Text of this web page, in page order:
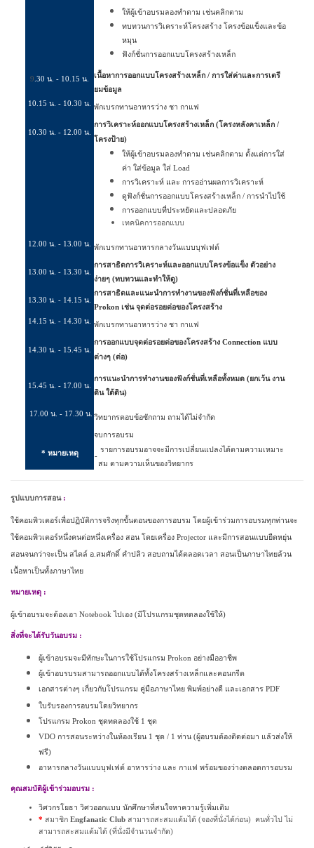
ให้ผู้เข้าอบรมลองทำตาม เช่นคลิกตาม
ทบทวนการวิเคราะห์โครงสร้าง โครงข้อแข็งและข้อ
หมุน
ฟังก์ชั่นการออกแบบโครงสร้างเหล็ก
9.30 น. - 10.15 น.
เนื้อหาการออกแบบโครงสร้างเหล็ก / การใส่ค่าและการเตรี
ยมข้อมูล
10.15 น. - 10.30 น. พักเบรกทานอาหารว่าง ชา กาแฟ
10.30 น. - 12.00 น.
การวิเคราะห์ออกแบบโครงสร้างเหล็ก ( โครงหลังคาเหล็ก /
โครงป้าย)
ให้ผู้เข้าอบรมลองทำตาม เช่นคลิกตาม ตั้งแต่การใส่
ค่า ใส่ข้อมูล ใส่ Load
การวิเคราะห์ และ การออ่านผลการวิเคราะห์
ดูฟังก์ชั่นการออกแบบโครงสร้างเหล็ก / การนำไปใช้
การออกแบบที่ประหยัดและปลอดภัย
เทคนิคการออกแบบ
12.00 น. - 13.00 น. พักเบรกทานอาหารกลางวันแบบบุฟเฟต์
13.00 น. - 13.30 น.
การสาธิตการวิเคราะห์และออกแบบโครงข้อแข็ง ตัวอย่าง
ง่ายๆ (ทบทวนและทำให้ดู)
13.30 น. - 14.15 น.
การสาธิตและแนะนำการทำงานของฟังก์ชั่นที่เหลือของ
Prokon เช่น จุดต่อรอยต่อของโครงสร้าง
14.15 น. - 14.30 น. พักเบรกทานอาหารว่าง ชา กาแฟ
14.30 น. - 15.45 น.
การออกแบบจุดต่อรอยต่อของโครงสร้าง Connection แบบ
ต่างๆ (ต่อ)
15.45 น. - 17.00 น.
การแนะนำการทำงานของฟังก์ชั่นที่เหลือทั้งหมด (ยกเว้น งาน
ดิน ใต้ดิน)
17.00 น. - 17.30 น. วิทยากรตอบข้อซักถาม ถามได้ไม่จำกัด
จบการอบรม
* หมายเหตุ -
รายการอบรมอาจจะมีการเปลี่ยนแปลงได้ตามความเหมาะ
สม ตามความเห็นของวิทยากร
รูปแบบการสอน :
ใช้คอมพิวเตอร์เพื่อปฏิบัติการจริงทุกขั้นตอนของการอบรม โดยผู้เข้าร่วมการอบรมทุกท่านจะ
ใช้คอมพิวเตอร์หนึ่งคนต่อหนึ่งเครื่อง สอน โดยเครื่อง Projector และมีการสอนแบบยืดหยุ่น
สอนจนกว่าจะเป็น สไตล์ อ.สมศักดิ์ คำปลิว สอบถามได้ตลอดเวลา สอนเป็นภาษาไทยล้วน
เนื้อหาเป็นทั้งภาษาไทย
หมายเหตุ :
ผู้เข้าอบรมจะต้องเอา Notebook ไปเอง (มีโปรแกรมชุดทดลองใช้ให้)
สิ่งที่จะได้รับวันอบรม :
ผู้เข้าอบรมจะมีทักษะในการใช้โปรแกรม Prokon อย่างมืออาชีพ
ผู้เข้าอบรบรมสามารถออกแบบได้ทั้งโครงสร้างเหล็กและคอนกรีต
เอกสารต่างๆ เกี่ยวกับโปรแกรม คู่มือภาษาไทย พิมพ์อย่างดี และเอกสาร PDF
ใบรับรองการอบรมโดยวิทยากร
โปรแกรม Prokon ชุดทดลองใช้ 1 ชุด
VDO การสอนระหว่างในห้องเรียน 1 ชุด / 1 ท่าน (ผู้อบรมต้องติดต่อมา แล้วส่งให้
ฟรี)
อาหารกลางวันแบบบุฟเฟต์ อาหารว่าง และ กาแฟ พร้อมของว่างตลอดการอบรม
คุณสมบัติผู้เข้าร่วมอบรม :
วิศวกรโยธา วิศวออกแบบ นักศึกษาที่สนใจหาความรู้เพิ่มเติม
* สมาชิก Engfanatic Club สามารถสะสมแต้มได้ (จองที่นั่งได้ก่อน)
คนทั่วไป ไม่
สามารถสะสมแต้มได้ (ที่นั่งมีจำนวนจำกัด)